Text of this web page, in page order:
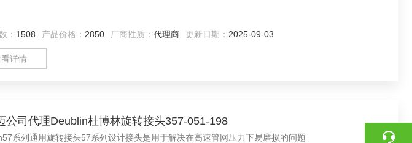
： 1508 产品价格： 2850 厂商性质： 代理商 更新日期： 2025-09-03
详情
公司代理Deublin杜博林旋转接头357-051-198
系列通用旋转接头57系列设计接头是用于解决在高速管网压力下易磨损的问题